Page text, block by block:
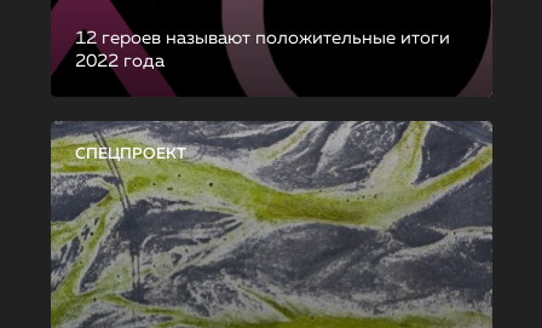
12 героев называют положительные итоги
2022 года
СПЕЦПРОЕКТ